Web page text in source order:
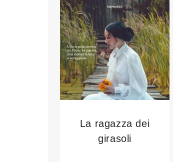
La ragazza dei
girasoli